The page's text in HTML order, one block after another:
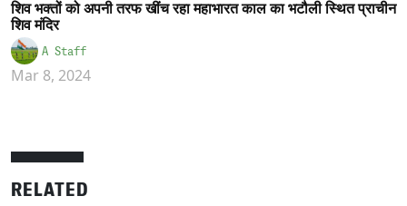
शिव भक्तों को अपनी तरफ खींच रहा महाभारत काल का भटौली स्थित प्राचीन
शिव मंदिर
A Staff
Mar 8, 2024
RELATED